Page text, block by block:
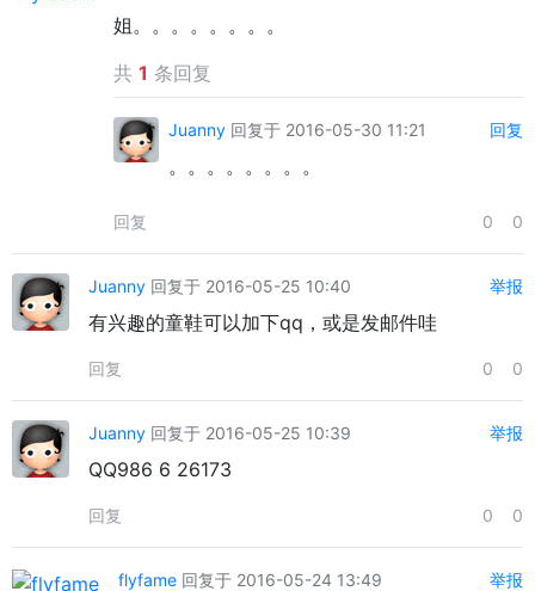
姐。。。。。。。。
共 1 条回复
Juanny 回复于 2016-05-30 11:21 回复
。。。。。。。。
回复 0 0
Juanny 回复于 2016-05-25 10:40 举报
有兴趣的童鞋可以加下qq，或是发邮件哇
回复 0 0
Juanny 回复于 2016-05-25 10:39 举报
QQ986 6 26173
回复 0 0
flyfame 回复于 2016-05-24 13:49 举报